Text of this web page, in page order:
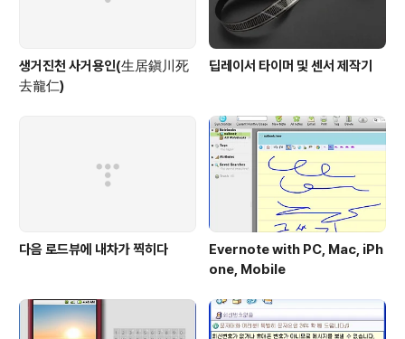
생거진천 사거용인(生居鎭川死
去龍仁)
딥레이서 타이머 및 센서 제작기
다음 로드뷰에 내차가 찍히다
Evernote with PC, Mac, iPh
one, Mobile